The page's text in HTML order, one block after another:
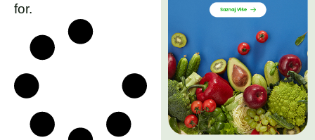
for.